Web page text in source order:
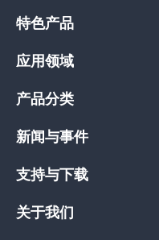
特色产品
应用领域
产品分类
新闻与事件
支持与下载
关于我们